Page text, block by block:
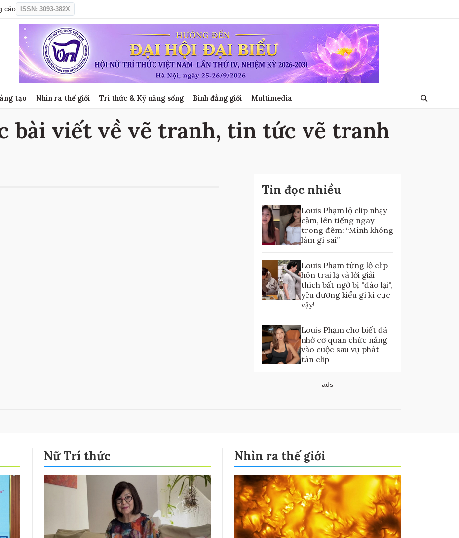
cáo ISSN: 3093-382X
tạo Nhìn ra thế giới Tri thức & Kỹ năng sống Bình đẳng giới Multimedia
bài viết về vẽ tranh, tin tức vẽ tranh
Tin đọc nhiều
Louis Phạm lộ clip nhạy
cảm, lên tiếng ngay
trong đêm: “Mình không
làm gì sai”
Louis Phạm từng lộ clip
hôn trai lạ và lời giải
thích bất ngờ bị "đào lại",
yêu đương kiểu gì kì cục
vậy!
Louis Phạm cho biết đã
nhờ cơ quan chức năng
vào cuộc sau vụ phát
tán clip
ads
Nữ Trí thức Nhìn ra thế giới